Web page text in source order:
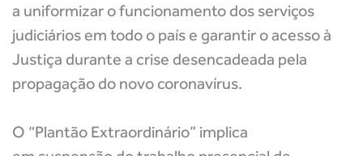
a uniformizar o funcionamento dos serviços
judiciários em todo o país e garantir o acesso à
Justiça durante a crise desencadeada pela
propagação do novo coronavírus.
O “Plantão Extraordinário” implica